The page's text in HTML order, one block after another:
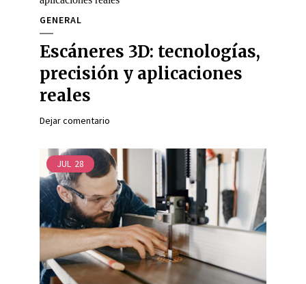
GENERAL
Escáneres 3D: tecnologías,
precisión y aplicaciones
reales
Dejar comentario
JUL 28